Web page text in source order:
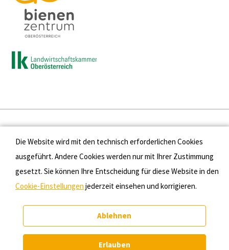
Presse
Kontakt
Datenschutz
Cookie-Einstellungen
Die Website wird mit den technisch erforderlichen Cookies
ausgeführt. Andere Cookies werden nur mit Ihrer Zustimmung
gesetzt. Sie können Ihre Entscheidung für diese Website in den
Cookie-Einstellungen jederzeit einsehen und korrigieren.
Ablehnen
Erlauben